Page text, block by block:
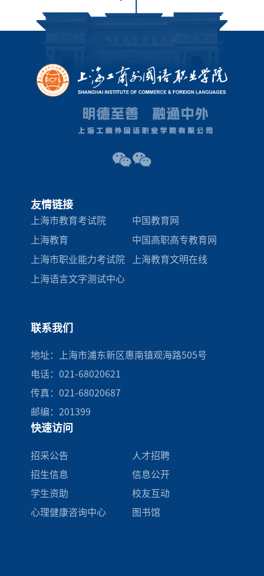
友情链接
上海市教育考试院 中国教育网
上海教育 中国高职高专教育网
上海市职业能力考试院 上海教育文明在线
上海语言文字测试中心
联系我们
地址：上海市浦东新区惠南镇观海路505号
电话：021-68020621
传真：021-68020687
邮编：201399
快速访问
招采公告
人才招聘
招生信息
信息公开
学生资助
校友互动
心理健康咨询中心
图书馆